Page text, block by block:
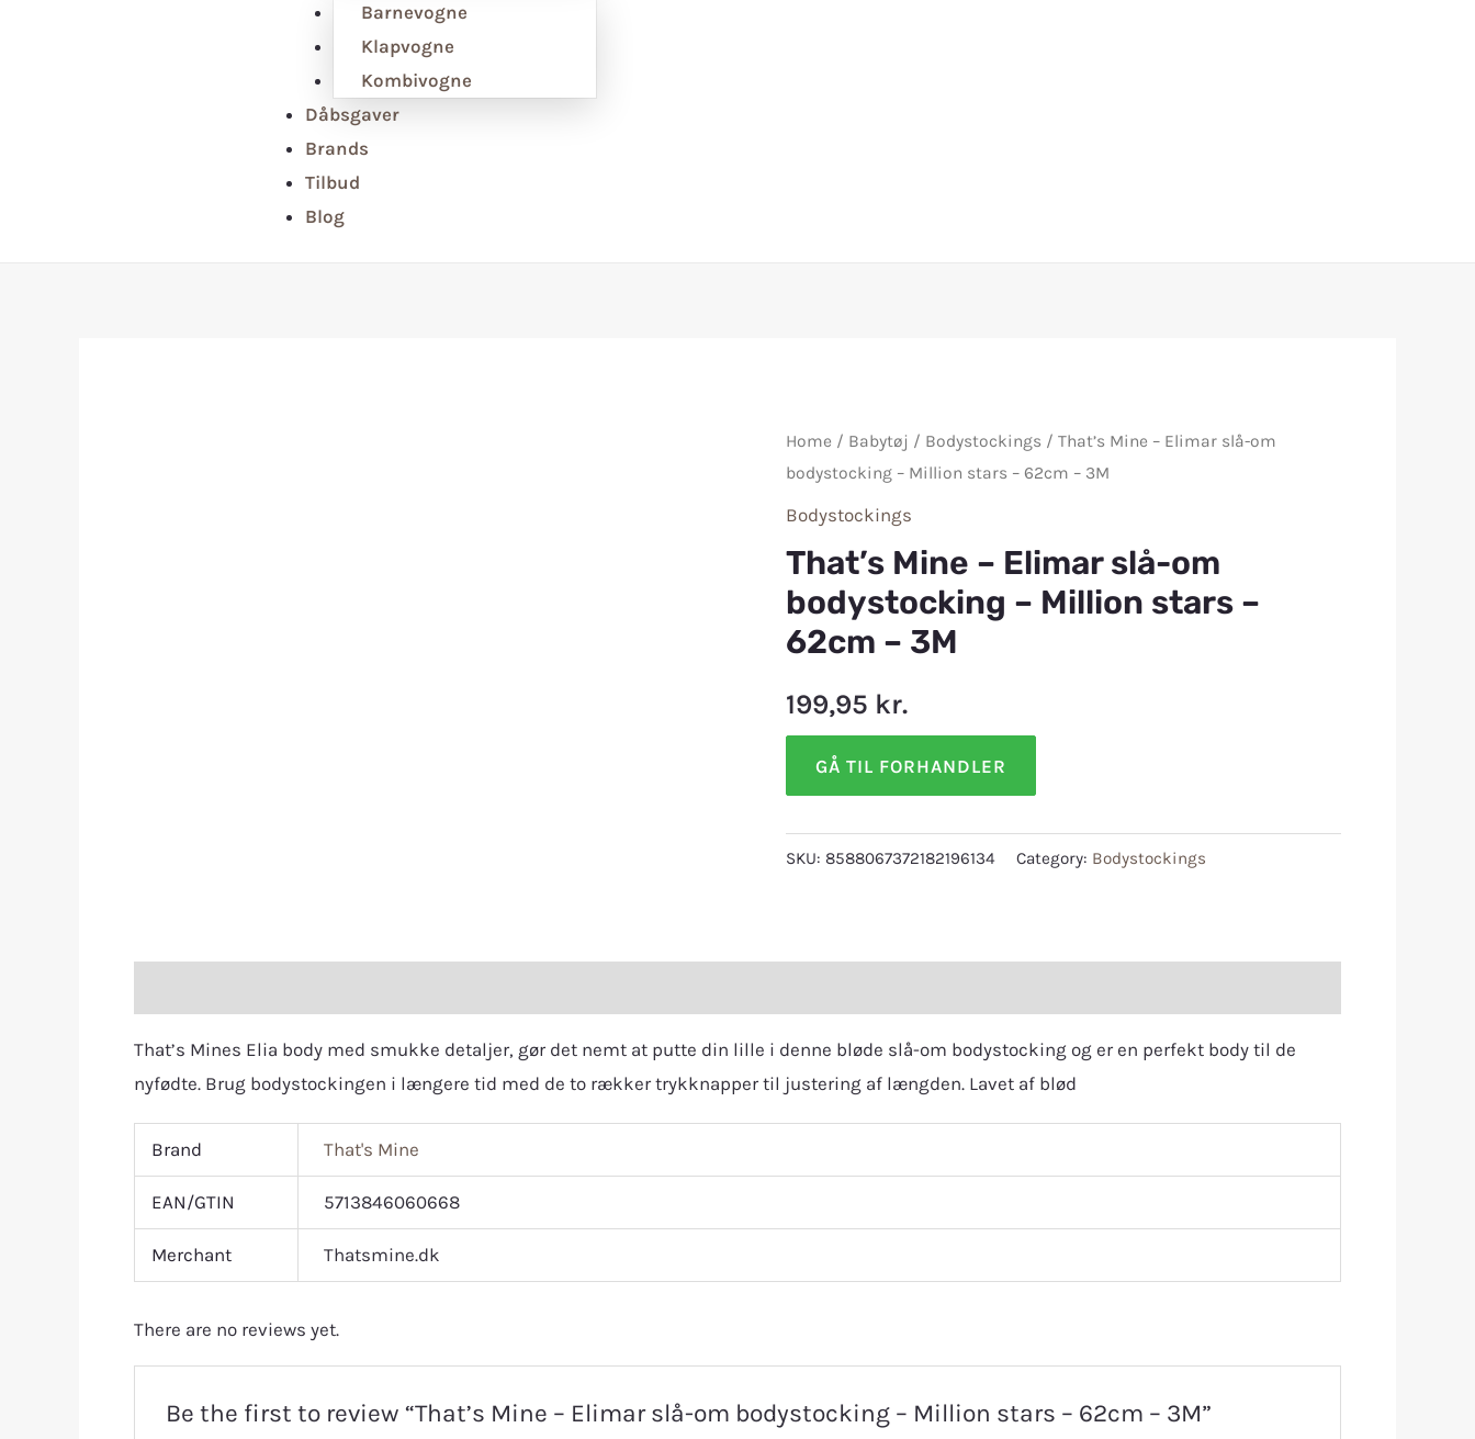
Barnevogne
Klapvogne
Kombivogne
Dåbsgaver
Brands
Tilbud
Blog
Home / Babytøj / Bodystockings / That’s Mine – Elimar slå-om
bodystocking – Million stars – 62cm – 3M
Bodystockings
That’s Mine – Elimar slå-om
bodystocking – Million stars –
62cm – 3M
199,95 kr.
GÅ TIL FORHANDLER
SKU: 8588067372182196134 Category: Bodystockings
That’s Mines Elia body med smukke detaljer, gør det nemt at putte din lille i denne bløde slå-om bodystocking og er en perfekt body til de
nyfødte. Brug bodystockingen i længere tid med de to rækker trykknapper til justering af længden. Lavet af blød
Brand That's Mine
EAN/GTIN 5713846060668
Merchant Thatsmine.dk
There are no reviews yet.
Be the first to review “That’s Mine – Elimar slå-om bodystocking – Million stars – 62cm – 3M”